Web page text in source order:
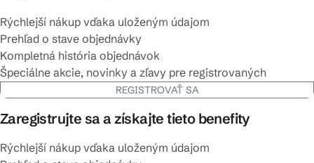
Rýchlejší nákup vďaka uloženým údajom
Prehľad o stave objednávky
Kompletná história objednávok
Špeciálne akcie, novinky a zľavy pre registrovaných
REGISTROVAŤ SA
Zaregistrujte sa a získajte tieto benefity
Rýchlejší nákup vďaka uloženým údajom